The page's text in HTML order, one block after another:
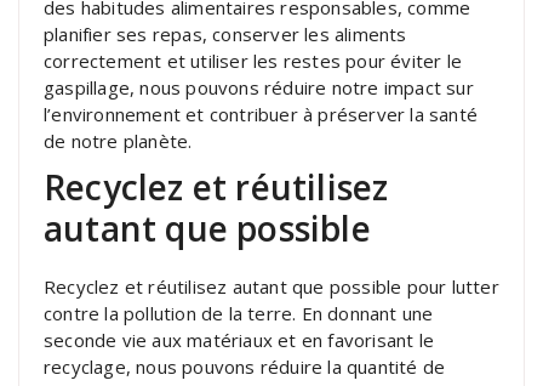
des habitudes alimentaires responsables, comme
planifier ses repas, conserver les aliments
correctement et utiliser les restes pour éviter le
gaspillage, nous pouvons réduire notre impact sur
l’environnement et contribuer à préserver la santé
de notre planète.
Recyclez et réutilisez
autant que possible
Recyclez et réutilisez autant que possible pour lutter
contre la pollution de la terre. En donnant une
seconde vie aux matériaux et en favorisant le
recyclage, nous pouvons réduire la quantité de